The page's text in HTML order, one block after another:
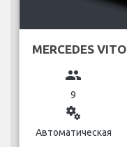
MERCEDES VITO
group
9
miscellaneous_services
Автоматическая